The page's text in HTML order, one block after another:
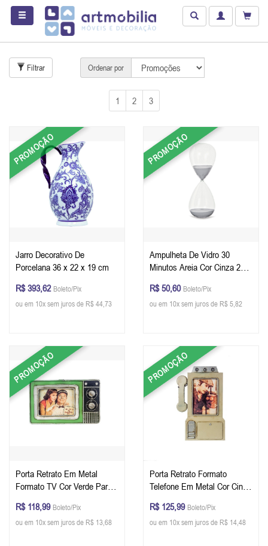
Filtrar Ordenar por
1 2 3
PROMOÇÃO
Jarro Decorativo De
Porcelana 36 x 22 x 19 cm
R$ 393,62 Boleto/Pix
ou em 10x sem juros de R$ 44,73
PROMOÇÃO
Ampulheta De Vidro 30
Minutos Areia Cor Cinza 20 x
R$ 50,60 Boleto/Pix
ou em 10x sem juros de R$ 5,82
PROMOÇÃO
Porta Retrato Em Metal
Formato TV Cor Verde Para
x 3 cm
R$ 118,99 Boleto/Pix
ou em 10x sem juros de R$ 13,68
PROMOÇÃO
Porta Retrato Formato
Telefone Em Metal Cor Cinza
33 x 21 x 3 cm
R$ 125,99 Boleto/Pix
ou em 10x sem juros de R$ 14,48